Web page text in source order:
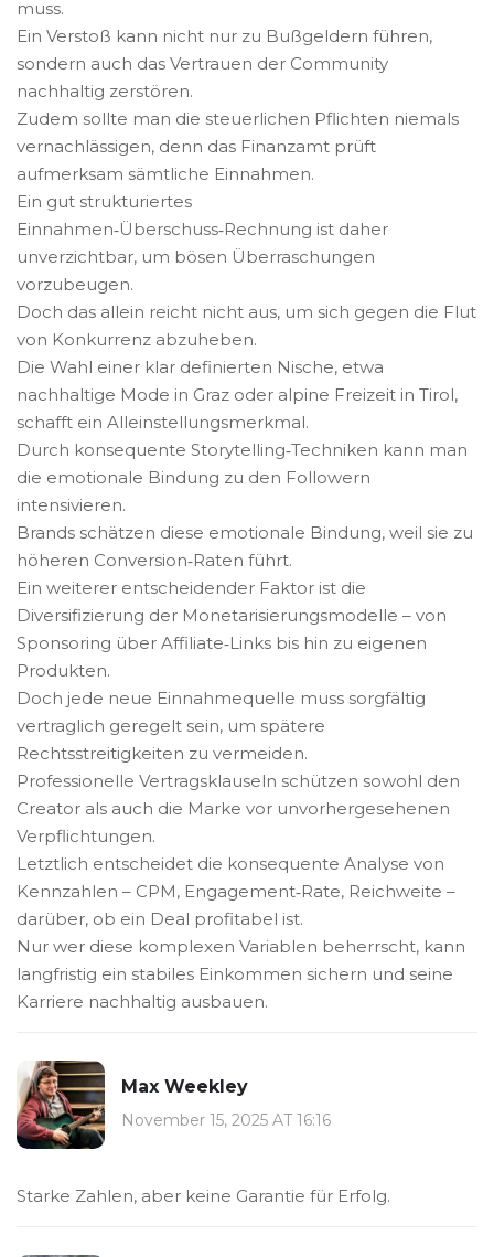
muss.
Ein Verstoß kann nicht nur zu Bußgeldern führen,
sondern auch das Vertrauen der Community
nachhaltig zerstören.
Zudem sollte man die steuerlichen Pflichten niemals
vernachlässigen, denn das Finanzamt prüft
aufmerksam sämtliche Einnahmen.
Ein gut strukturiertes
Einnahmen‑Überschuss‑Rechnung ist daher
unverzichtbar, um bösen Überraschungen
vorzubeugen.
Doch das allein reicht nicht aus, um sich gegen die Flut
von Konkurrenz abzuheben.
Die Wahl einer klar definierten Nische, etwa
nachhaltige Mode in Graz oder alpine Freizeit in Tirol,
schafft ein Alleinstellungsmerkmal.
Durch konsequente Storytelling‑Techniken kann man
die emotionale Bindung zu den Followern
intensivieren.
Brands schätzen diese emotionale Bindung, weil sie zu
höheren Conversion‑Raten führt.
Ein weiterer entscheidender Faktor ist die
Diversifizierung der Monetarisierungsmodelle – von
Sponsoring über Affiliate‑Links bis hin zu eigenen
Produkten.
Doch jede neue Einnahmequelle muss sorgfältig
vertraglich geregelt sein, um spätere
Rechtsstreitigkeiten zu vermeiden.
Professionelle Vertragsklauseln schützen sowohl den
Creator als auch die Marke vor unvorhergesehenen
Verpflichtungen.
Letztlich entscheidet die konsequente Analyse von
Kennzahlen – CPM, Engagement‑Rate, Reichweite –
darüber, ob ein Deal profitabel ist.
Nur wer diese komplexen Variablen beherrscht, kann
langfristig ein stabiles Einkommen sichern und seine
Karriere nachhaltig ausbauen.
Max Weekley
November 15, 2025 AT 16:16
Starke Zahlen, aber keine Garantie für Erfolg.